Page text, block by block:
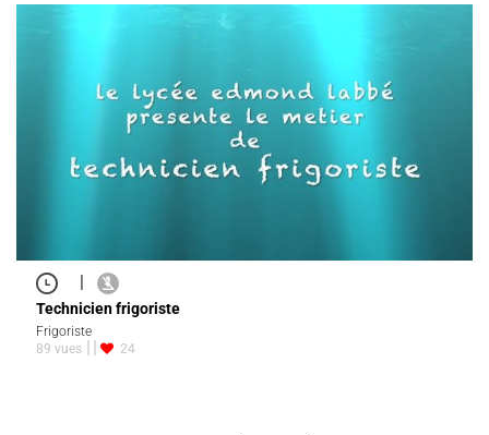
|
Technicien frigoriste
Frigoriste
89 vues
24